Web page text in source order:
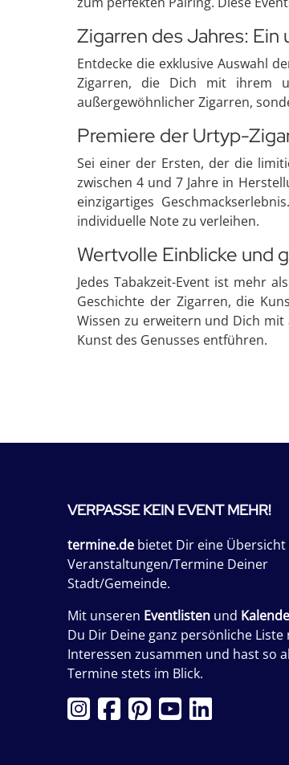
Zigarren des Jahres:
Entdecke die exklusive Auswahl
Zigarren, die Dich mit ihrem
außergewöhnlicher Zigarren,
Premiere der Urtyp-
Sei einer der Ersten, der die
zwischen 4 und 7 Jahre in
einzigartiges
individuelle Note zu verleihen.
Wertvolle Einblicke und
Jedes Tabakzeit-Event ist mehr
Geschichte der Zigarren, die
Wissen zu erweitern und Dich
Kunst des Genusses entführen.
VERPASSE KEIN EVENT MEHR!
termine.de bietet Dir eine
Veranstaltungen/Termine Deiner
Stadt/Gemeinde.
Mit unseren Eventlisten und
Du Dir Deine ganz persönliche Liste
Interessen zusammen und hast so
Termine stets im Blick.